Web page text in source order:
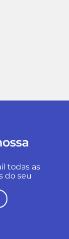
todas as
do seu